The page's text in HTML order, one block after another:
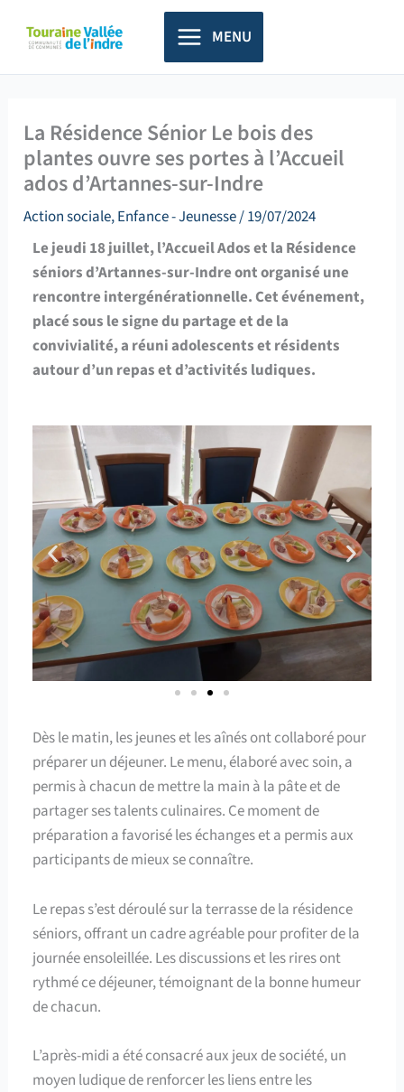
principal
MENU
La Résidence Sénior Le bois des
plantes ouvre ses portes à l’Accueil
ados d’Artannes-sur-Indre
Action sociale,Enfance - Jeunesse/19/07/2024
Le jeudi 18 juillet, l’Accueil Ados et la Résidence
séniors d’Artannes-sur-Indre ont organisé une
rencontre intergénérationnelle. Cet événement,
placé sous le signe du partage et de la
convivialité, a réuni adolescents et résidents
autour d’un repas et d’activités ludiques.
Dès le matin, les jeunes et les aînés ont collaboré pour
préparer un déjeuner. Le menu, élaboré avec soin, a
permis à chacun de mettre la main à la pâte et de
partager ses talents culinaires. Ce moment de
préparation a favorisé les échanges et a permis aux
participants de mieux se connaître.
Le repas s’est déroulé sur la terrasse de la résidence
séniors, offrant un cadre agréable pour profiter de la
journée ensoleillée. Les discussions et les rires ont
rythmé ce déjeuner, témoignant de la bonne humeur
de chacun.
L’après-midi a été consacré aux jeux de société, un
moyen ludique de renforcer les liens entre les